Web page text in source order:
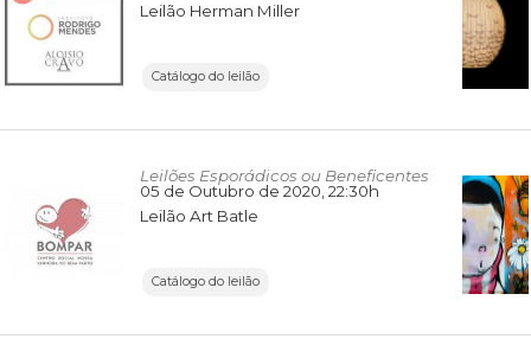
Leilão Herman Miller
Catálogo do leilão
Leilões Esporádicos ou Beneficentes
05 de Outubro de 2020 , 22:30h
Leilão Art Batle
Catálogo do leilão